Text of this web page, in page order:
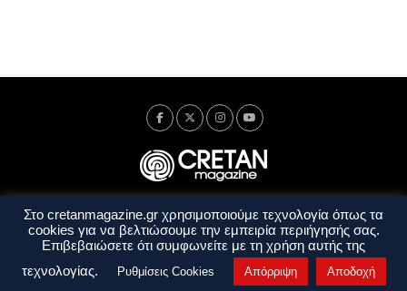
Ταυτότητα Πολιτική Απορρήτου
Όροι Χρήσης
Όροι και Προϋποθέσεις
Στο cretanmagazine.gr χρησιμοποιούμε τεχνολογία όπως τα
cookies για να βελτιώσουμε την εμπειρία περιήγησής σας.
Επιβεβαιώσετε ότι συμφωνείτε με τη χρήση αυτής της
τεχνολογίας.
Ρυθμίσεις Cookies Απόρριψη Αποδοχή